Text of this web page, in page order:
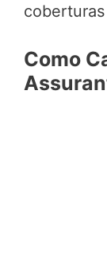
Como